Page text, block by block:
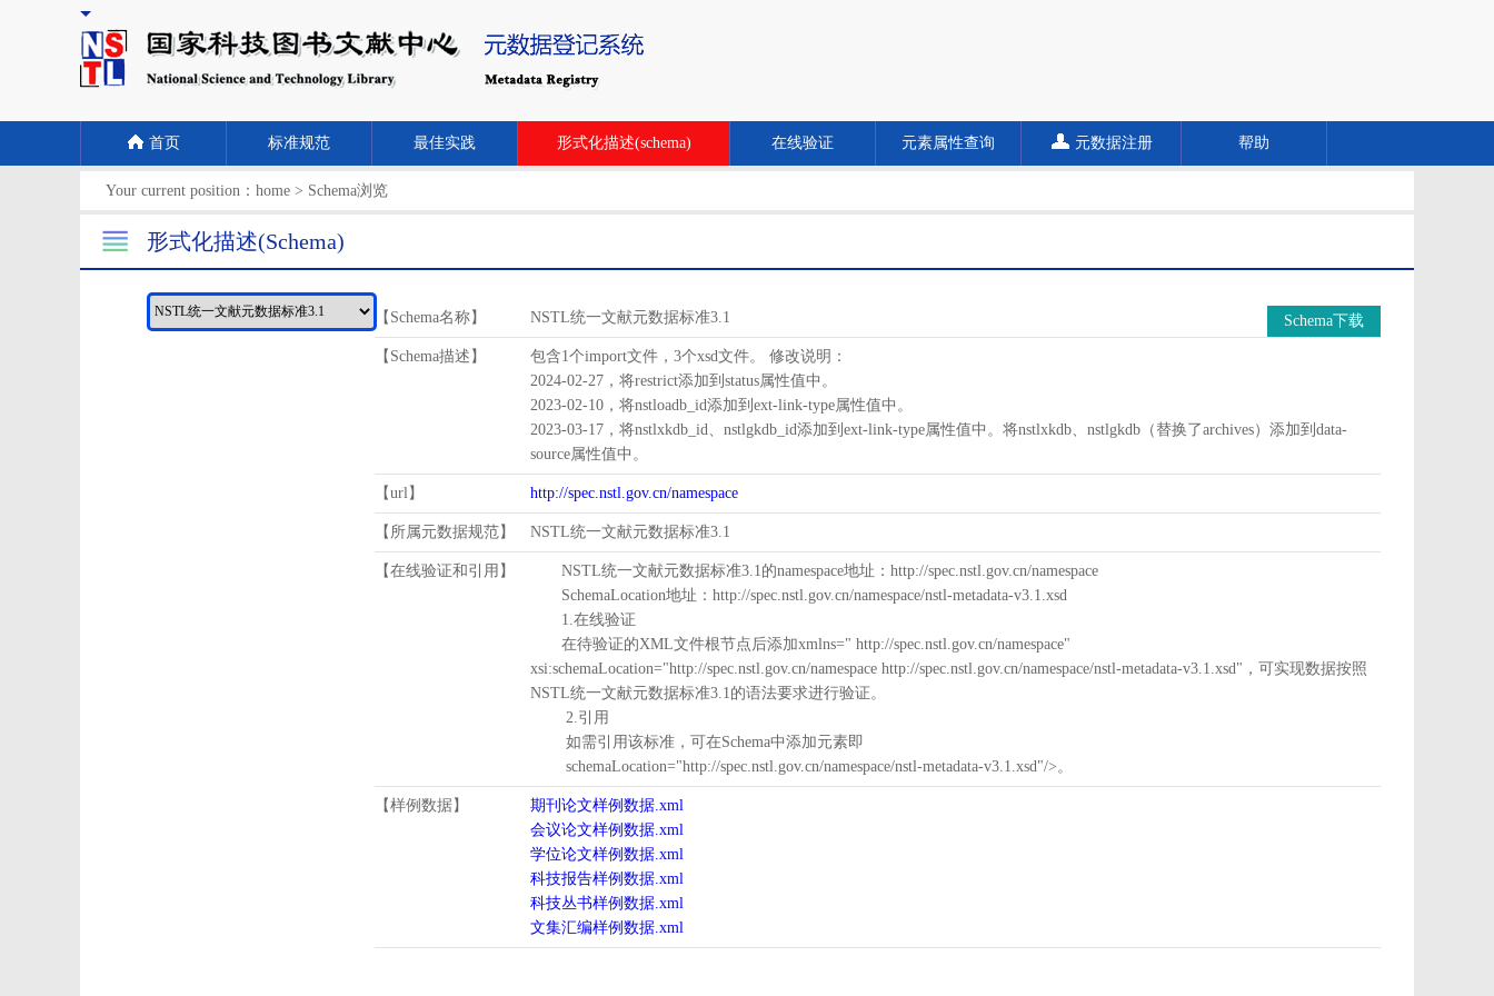
首页 标准规范 最佳实践 形式化描述(schema) 在线验证 元素属性查询 元数据注册 帮助
Your current position： home > Schema浏览
形式化描述(Schema)
【Schema名称】 NSTL统一文献元数据标准3.1 Schema下载
【Schema描述】
包含1个import文件，3个xsd文件。 修改说明：
2024-02-27，将restrict添加到status属性值中。
2023-02-10，将nstloadb_id添加到ext-link-type属性值中。
2023-03-17，将nstlxkdb_id、nstlgkdb_id添加到ext-link-type属性值中。将nstlxkdb、nstlgkdb（替换了archives）添加到data-
source属性值中。
【url】 http://spec.nstl.gov.cn/namespace
【所属元数据规范】 NSTL统一文献元数据标准3.1
【在线验证和引用】
NSTL统一文献元数据标准3.1的namespace地址：http://spec.nstl.gov.cn/namespace
SchemaLocation地址：http://spec.nstl.gov.cn/namespace/nstl-metadata-v3.1.xsd
1.在线验证
在待验证的XML文件根节点后添加xmlns=" http://spec.nstl.gov.cn/namespace"
xsi:schemaLocation="http://spec.nstl.gov.cn/namespace http://spec.nstl.gov.cn/namespace/nstl-metadata-v3.1.xsd"，可实现数据按照
NSTL统一文献元数据标准3.1的语法要求进行验证。
2.引用
如需引用该标准，可在Schema中添加元素即
schemaLocation="http://spec.nstl.gov.cn/namespace/nstl-metadata-v3.1.xsd"/>。
【样例数据】
期刊论文样例数据.xml
会议论文样例数据.xml
学位论文样例数据.xml
科技报告样例数据.xml
科技丛书样例数据.xml
文集汇编样例数据.xml